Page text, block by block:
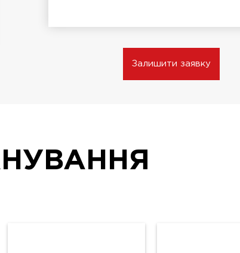
Залишити заявку